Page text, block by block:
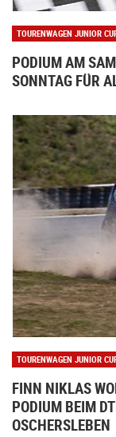
TOURENWAGEN JUNIOR
PODIUM AM
SONNTAG FÜR
TOURENWAGEN JUNIOR
FINN NIKLAS
PODIUM BEIM
OSCHERSLEBEN